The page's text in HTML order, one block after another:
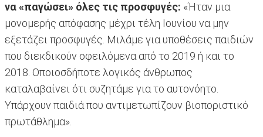
να «παγώσει» όλες τις προσφυγές: «Ήταν μια
μονομερής απόφασης μέχρι τέλη Ιουνίου να μην
εξετάζει προσφυγές. Μιλάμε για υποθέσεις παιδιών
που διεκδικούν οφειλόμενα από το 2019 ή και το
2018. Οποιοσδήποτε λογικός άνθρωπος
καταλαβαίνει ότι συζητάμε για το αυτονόητο.
Υπάρχουν παιδιά που αντιμετωπίζουν βιοποριστικό
πρωτάθλημα».